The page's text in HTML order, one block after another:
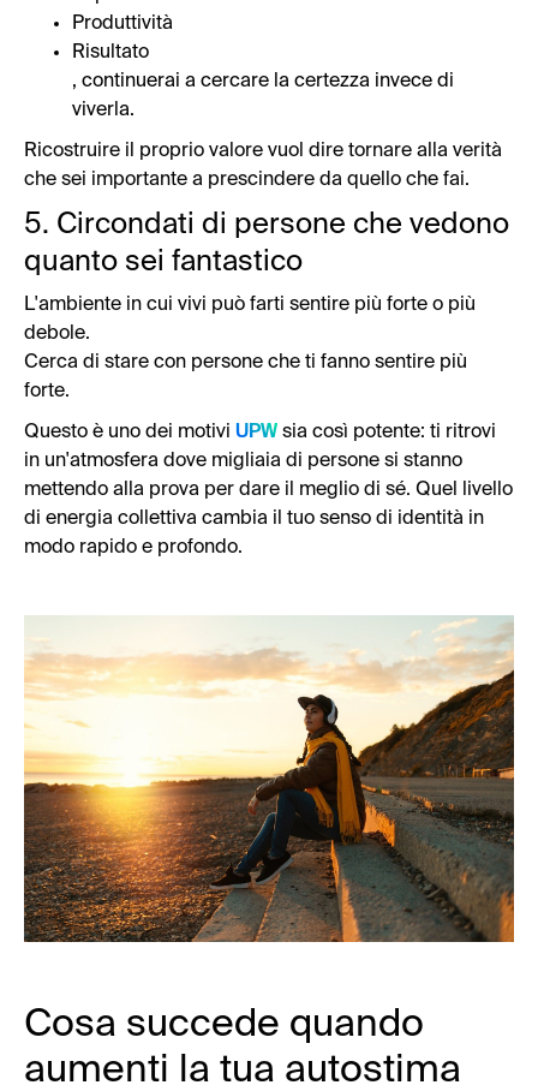
Produttività
Risultato
, continuerai a cercare la certezza invece di
viverla.
Ricostruire il proprio valore vuol dire tornare alla verità
che sei importante a prescindere da quello che fai.
5. Circondati di persone che vedono
quanto sei fantastico
L'ambiente in cui vivi può farti sentire più forte o più
debole.
Cerca di stare con persone che ti fanno sentire più
forte.
Questo è uno dei motivi UPW sia così potente: ti ritrovi
in un'atmosfera dove migliaia di persone si stanno
mettendo alla prova per dare il meglio di sé. Quel livello
di energia collettiva cambia il tuo senso di identità in
modo rapido e profondo.
Cosa succede quando
aumenti la tua autostima